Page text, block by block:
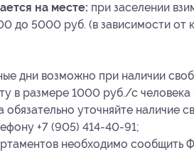
на месте: при заселении
до 5000 руб. (в зависимости от
дни возможно при наличии
в размере 1000 руб./с человека
уточняйте наличие
+7 (905) 414-40-91;
необходимо сообщить